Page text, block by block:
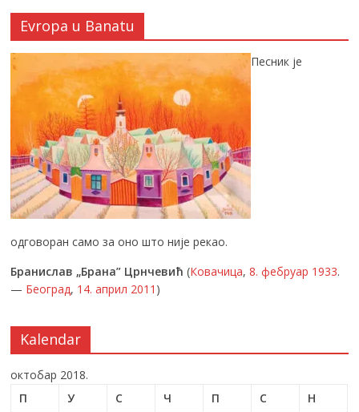
Evropa u Banatu
Песник је
одговоран само за оно што није рекао.
Бранислав „Брана” Црнчевић (Ковачица,8. фебруар 1933.
— Београд, 14. април 2011 )
Kalendar
октобар 2018.
П
У С Ч П С
Н